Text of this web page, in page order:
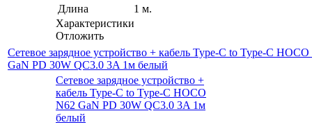
Длина
1 м.
Характеристики
Отложить
Сетевое зарядное устройство + кабель Type-C to Type-C
GaN PD 30W QC3.0 3A 1м белый
Сетевое зарядное устройство +
кабель Type-C to Type-C HOCO
N62 GaN PD 30W QC3.0 3A 1м
белый